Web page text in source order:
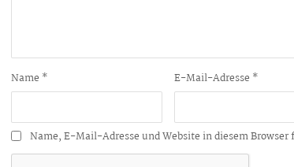
Name * E-Mail-Adresse *
Name, E-Mail-Adresse und Website in diesem